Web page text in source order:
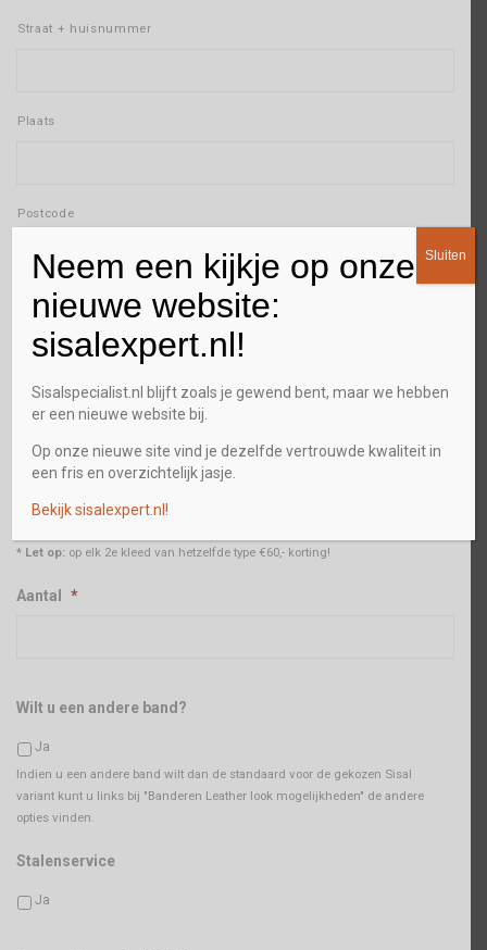
Straat + huisnummer
Plaats
Postcode
E-mailadres *
* Let op: op elk 2e kleed van hetzelfde type €60,- korting!
Aantal *
Wilt u een andere band?
Ja
Indien u een andere band wilt dan de standaard voor de gekozen Sisal
variant kunt u links bij "Banderen Leather look mogelijkheden" de andere
opties vinden.
Stalenservice
Ja
Neem een kijkje op onze
nieuwe website:
sisalexpert.nl!
Sisalspecialist.nl blijft zoals je gewend bent, maar we hebben
er een nieuwe website bij.
Op onze nieuwe site vind je dezelfde vertrouwde kwaliteit in
een fris en overzichtelijk jasje.
Bekijk sisalexpert.nl!
Sluiten